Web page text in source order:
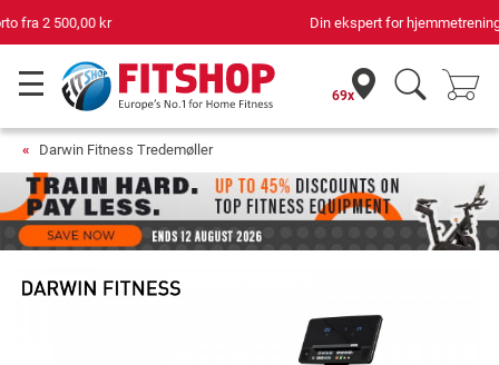
Din ekspert for hjemmetrening i 42 år
69x
Darwin Fitness Tredemøller